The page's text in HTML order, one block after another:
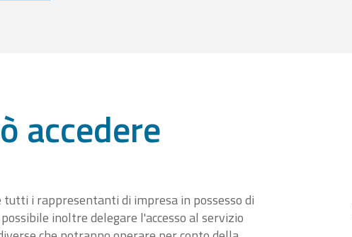
accedere
tutti i rappresentanti di impresa in possesso di
inoltre delegare l'accesso al servizio